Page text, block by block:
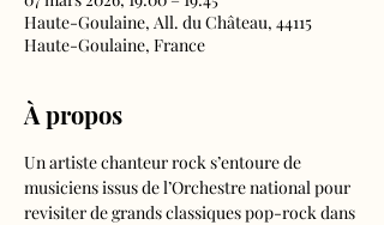
Haute-Goulaine, All. du Château, 44115
Haute-Goulaine, France
À propos
Un artiste chanteur rock s’entoure de
musiciens issus de l’Orchestre national pour
revisiter de grands classiques pop-rock dans